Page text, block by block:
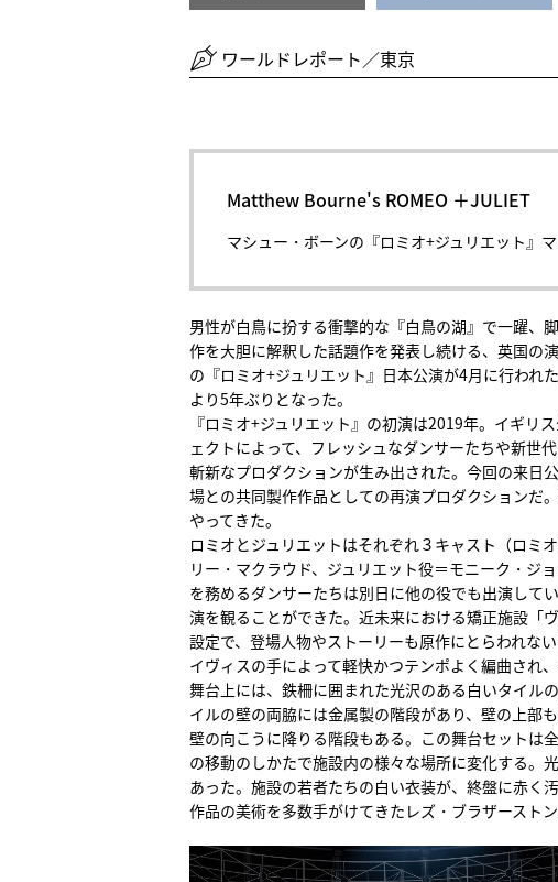
ワールドレポート／東京
Matthew Bourne's ROMEO ＋JULIET
マシュー・ボーンの『ロミオ+ジュリエット』
男性が白鳥に扮する衝撃的な『白鳥の湖』で一躍、
作を大胆に解釈した話題作を発表し続ける、英国の
の『ロミオ+ジュリエット』日本公演が4月に行わ
より5年ぶりとなった。
『ロミオ+ジュリエット』の初演は2019年。イギリ
ェクトによって、フレッシュなダンサーたちや新世
斬新なプロダクションが生み出された。今回の来日
場との共同製作作品としての再演プロダクションだ
やってきた。
ロミオとジュリエットはそれぞれ３キャスト（ロミ
リー・マクラウド、ジュリエット役＝モニーク・ジ
を務めるダンサーたちは別日に他の役でも出演して
演を観ることができた。近未来における矯正施設「
設定で、登場人物やストーリーも原作にとらわれな
イヴィスの手によって軽快かつテンポよく編曲され
舞台上には、鉄柵に囲まれた光沢のある白いタイル
イルの壁の両脇には金属製の階段があり、壁の上部
壁の向こうに降りる階段もある。この舞台セットは
の移動のしかたで施設内の様々な場所に変化する。
あった。施設の若者たちの白い衣装が、終盤に赤く
作品の美術を多数手がけてきたレズ・ブラザーストン